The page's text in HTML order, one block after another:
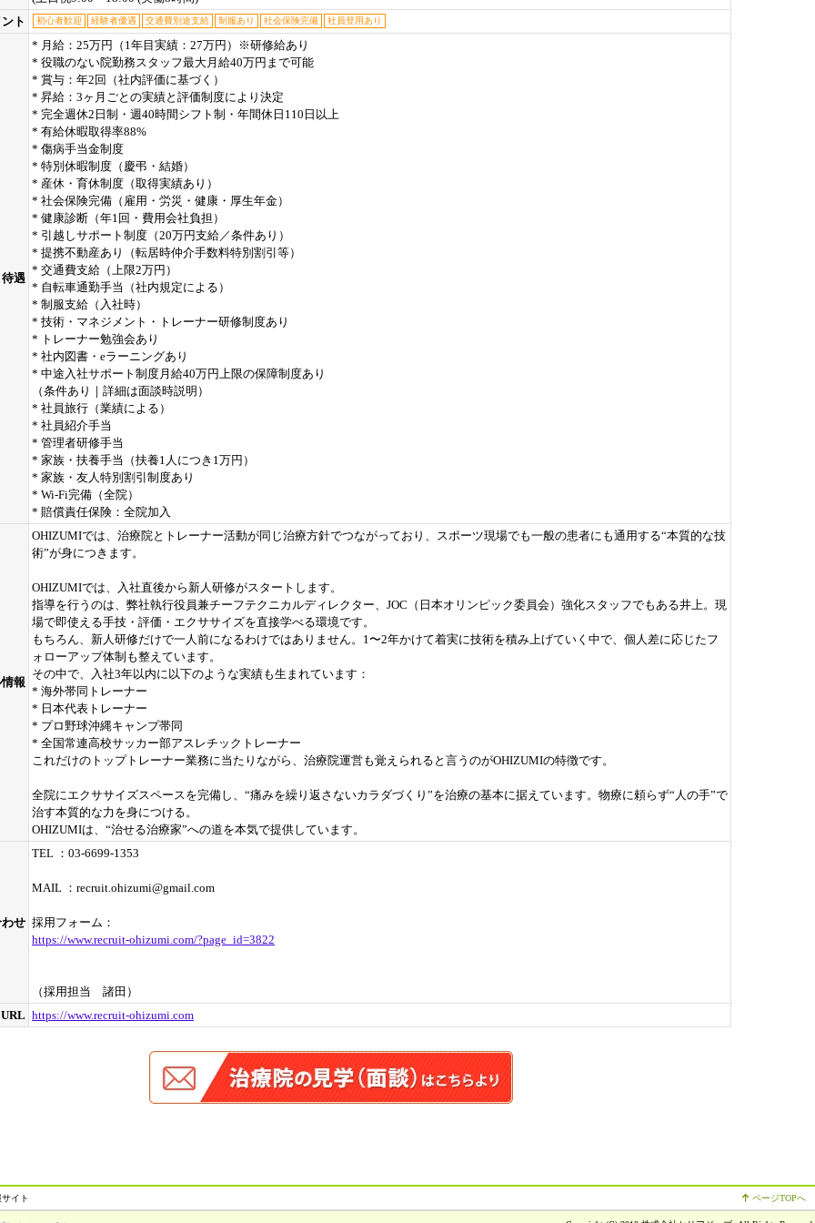
ト
初心者歓迎 経験者優遇 交通費別途支給 制服あり 社会保険完備 社員登用あり
待遇
* 月給：25万円（1年目実績：27万円）※研修給あり
* 役職のない院勤務スタッフ最大月給40万円まで可能
* 賞与：年2回（社内評価に基づく）
* 昇給：3ヶ月ごとの実績と評価制度により決定
* 完全週休2日制・週40時間シフト制・年間休日110日以上
* 有給休暇取得率88%
* 傷病手当金制度
* 特別休暇制度（慶弔・結婚）
* 産休・育休制度（取得実績あり）
* 社会保険完備（雇用・労災・健康・厚生年金）
* 健康診断（年1回・費用会社負担）
* 引越しサポート制度（20万円支給／条件あり）
* 提携不動産あり（転居時仲介手数料特別割引等）
* 交通費支給（上限2万円）
* 自転車通勤手当（社内規定による）
* 制服支給（入社時）
* 技術・マネジメント・トレーナー研修制度あり
* トレーナー勉強会あり
* 社内図書・eラーニングあり
* 中途入社サポート制度月給40万円上限の保障制度あり
（条件あり｜詳細は面談時説明）
* 社員旅行（業績による）
* 社員紹介手当
* 管理者研修手当
* 家族・扶養手当（扶養1人につき1万円）
* 家族・友人特別割引制度あり
* Wi-Fi完備（全院）
* 賠償責任保険：全院加入
報
OHIZUMIでは、治療院とトレーナー活動が同じ治療方針でつながっており、スポーツ現場でも一般の患者にも通用する“本質的な技
術”が身につきます。
OHIZUMIでは、入社直後から新人研修がスタートします。
指導を行うのは、弊社執行役員兼チーフテクニカルディレクター、JOC（日本オリンピック委員会）強化スタッフでもある井上。現
場で即使える手技・評価・エクササイズを直接学べる環境です。
もちろん、新人研修だけで一人前になるわけではありません。1〜2年かけて着実に技術を積み上げていく中で、個人差に応じたフ
ォローアップ体制も整えています。
その中で、入社3年以内に以下のような実績も生まれています：
* 海外帯同トレーナー
* 日本代表トレーナー
* プロ野球沖縄キャンプ帯同
* 全国常連高校サッカー部アスレチックトレーナー
これだけのトップトレーナー業務に当たりながら、治療院運営も覚えられると言うのがOHIZUMIの特徴です。
全院にエクササイズスペースを完備し、“痛みを繰り返さないカラダづくり”を治療の基本に据えています。物療に頼らず“人の手”で
治す本質的な力を身につける。
OHIZUMIは、“治せる治療家”への道を本気で提供しています。
せ
TEL ：03-6699-1353
MAIL ：recruit.ohizumi@gmail.com
採用フォーム：
https://www.recruit-ohizumi.com/?page_id=3822
（採用担当 諸田）
URL https://www.recruit-ohizumi.com
イト ページTOPへ